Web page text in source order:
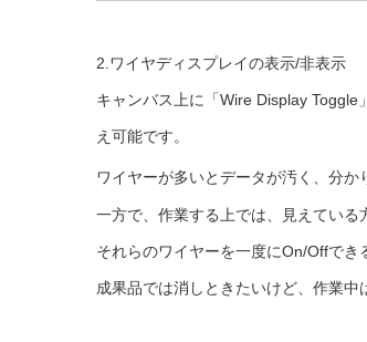
2.ワイヤディスプレイの表示/非表示
キャンバス上に「Wire Display
え可能です。
ワイヤーが多いとデータが汚く、分
一方で、作業する上では、見えている
それらのワイヤーを一度にOn/Offでき
成果品では消しときたいけど、作業中